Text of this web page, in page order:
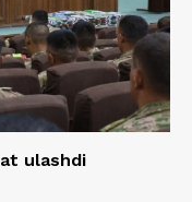
ulashdi